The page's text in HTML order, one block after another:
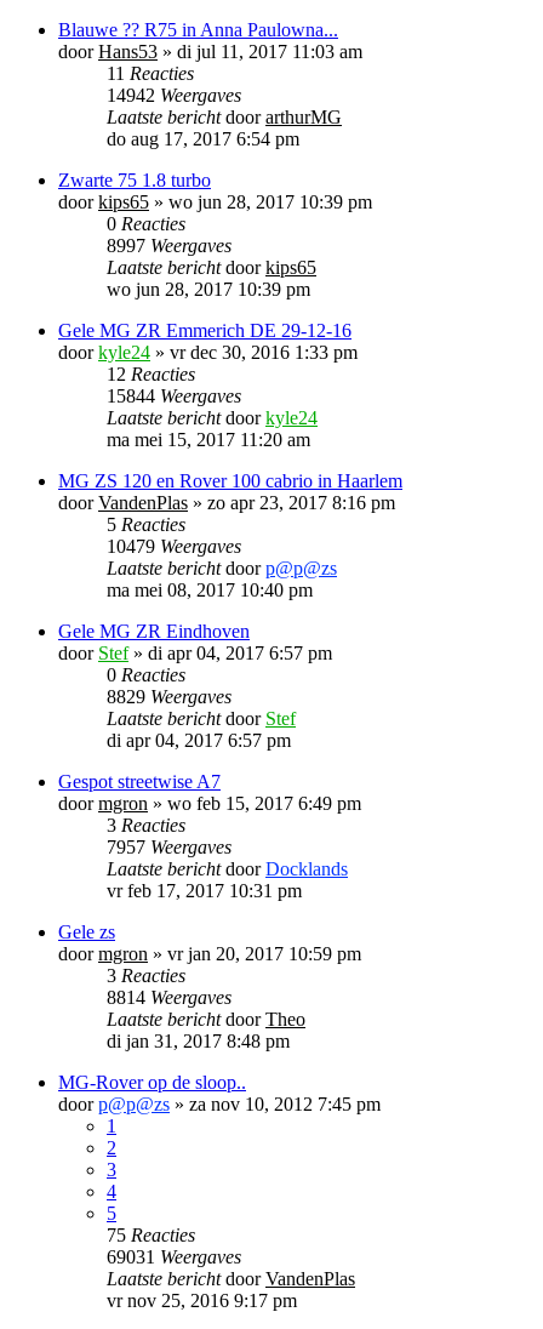
Blauwe ?? R75 in Anna Paulowna...
doorHans53 » di jul 11, 2017 11:03 am
11 Reacties
14942 Weergaves
Laatste berichtdoorarthurMG
do aug 17, 2017 6:54 pm
Zwarte 75 1.8 turbo
doorkips65 » wo jun 28, 2017 10:39 pm
0 Reacties
8997 Weergaves
Laatste berichtdoorkips65
wo jun 28, 2017 10:39 pm
Gele MG ZR Emmerich DE 29-12-16
doorkyle24 » vr dec 30, 2016 1:33 pm
12 Reacties
15844 Weergaves
Laatste berichtdoorkyle24
ma mei 15, 2017 11:20 am
MG ZS 120 en Rover 100 cabrio in Haarlem
doorVandenPlas » zo apr 23, 2017 8:16 pm
5 Reacties
10479 Weergaves
Laatste berichtdoorp@p@zs
ma mei 08, 2017 10:40 pm
Gele MG ZR Eindhoven
door Stef» di apr 04, 2017 6:57 pm
0 Reacties
8829 Weergaves
Laatste berichtdoor Stef
di apr 04, 2017 6:57 pm
Gespot streetwise A7
doormgron » wo feb 15, 2017 6:49 pm
3 Reacties
7957 Weergaves
Laatste berichtdoorDocklands
vr feb 17, 2017 10:31 pm
Gele zs
doormgron » vr jan 20, 2017 10:59 pm
3 Reacties
8814 Weergaves
Laatste berichtdoorTheo
di jan 31, 2017 8:48 pm
MG-Rover op de sloop..
doorp@p@zs » za nov 10, 2012 7:45 pm
1
2
3
4
5
75 Reacties
69031 Weergaves
Laatste berichtdoorVandenPlas
vr nov 25, 2016 9:17 pm